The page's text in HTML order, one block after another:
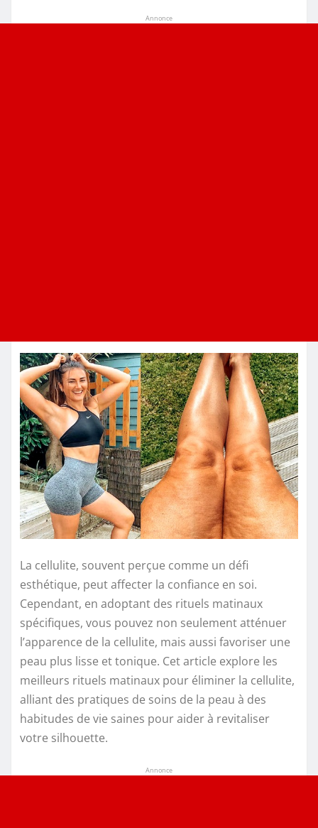
Annonce
La cellulite, souvent perçue comme un défi
esthétique, peut affecter la confiance en soi.
Cependant, en adoptant des rituels matinaux
spécifiques, vous pouvez non seulement atténuer
l’apparence de la cellulite, mais aussi favoriser une
peau plus lisse et tonique. Cet article explore les
meilleurs rituels matinaux pour éliminer la cellulite,
alliant des pratiques de soins de la peau à des
habitudes de vie saines pour aider à revitaliser
votre silhouette.
Annonce